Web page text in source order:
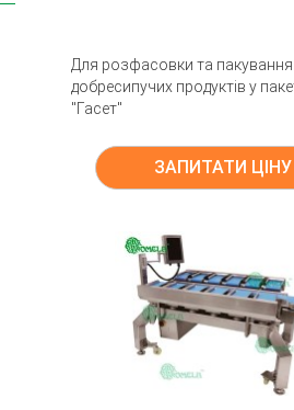
Для розфасовки та пакування
добресипучих продуктів у
"Гасет"
ЗАПИТАТИ ЦІНУ